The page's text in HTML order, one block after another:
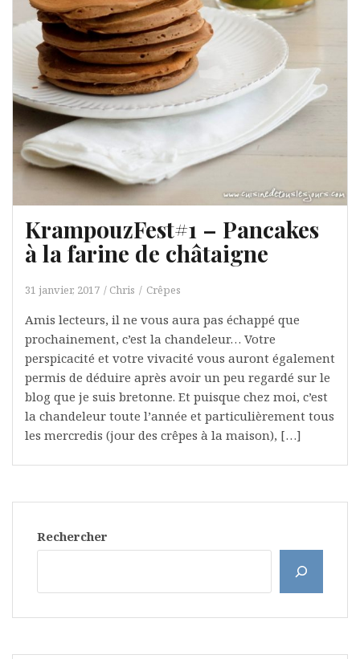
KrampouzFest#1 – Pancakes
à la farine de châtaigne
31 janvier, 2017 Chris Crêpes
Amis lecteurs, il ne vous aura pas échappé que
prochainement, c’est la chandeleur… Votre
perspicacité et votre vivacité vous auront également
permis de déduire après avoir un peu regardé sur le
blog que je suis bretonne. Et puisque chez moi, c’est
la chandeleur toute l’année et particulièrement tous
les mercredis (jour des crêpes à la maison), […]
Rechercher